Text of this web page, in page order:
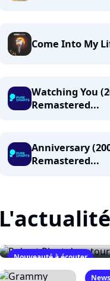
Come Into My
Watching You
Remastered...
Anniversary
Remastered...
Nouveauté à écouter
Robert Plant de